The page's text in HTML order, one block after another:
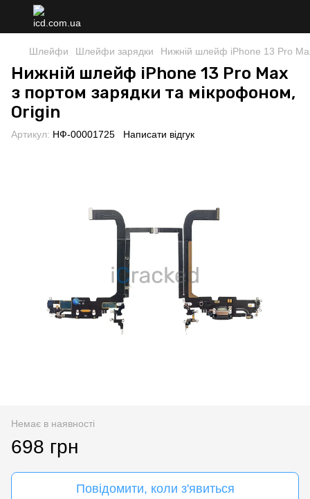
Шлейфи Шлейфи зарядки Нижній шлейф iPhone 13 Pro
Нижній шлейф iPhone 13 Pro Max
з портом зарядки та мікрофоном,
Origin
Артикул: НФ-00001725 Написати відгук
Немає в наявності
698 грн
Повідомити, коли з'явиться